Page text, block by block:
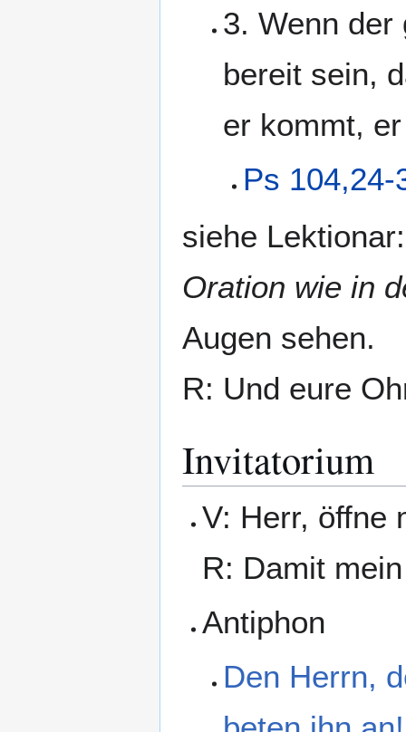
3. Wenn
bereit sein,
er kommt,
Ps 104,24-
siehe
Oration wie in
Augen sehen.
R: Und eure
Invitatorium
V: Herr, öffne
R: Damit
Antiphon
Den Herrn,